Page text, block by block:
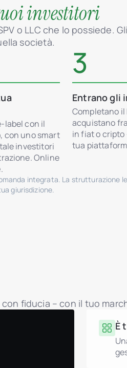
investitori
o LLC che lo possiede.
società.
label con il
con uno smart
investitori
Online
3
Entrano gli
Completano il
acquistano
in fiat o
tua
integrata. La strutturazione
giurisdizione.
fiducia – con il tuo
È